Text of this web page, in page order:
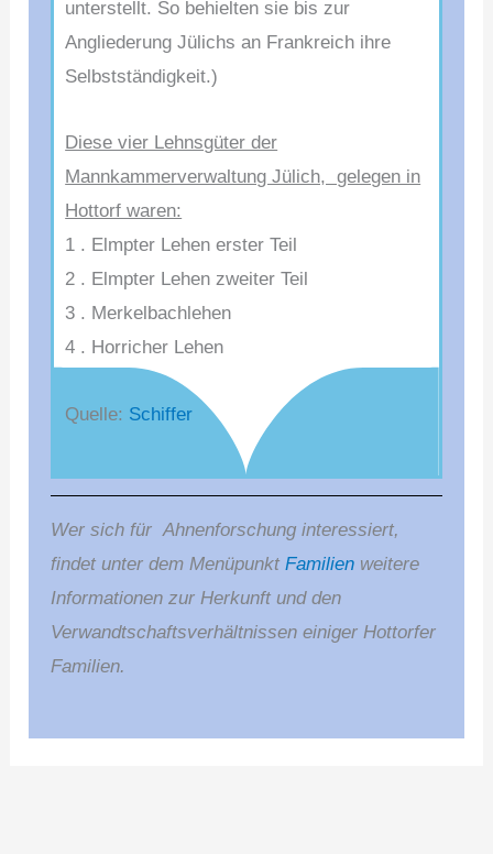
unterstellt. So behielten sie bis zur
Angliederung Jülichs an Frankreich ihre
Selbstständigkeit.)
Diese vier Lehnsgüter der
Mannkammerverwaltung Jülich, gelegen in
Hottorf waren:
1 . Elmpter Lehen erster Teil
2 . Elmpter Lehen zweiter Teil
3 . Merkelbachlehen
4 . Horricher Lehen
Quelle: Schiffer
Wer sich für Ahnenforschung interessiert,
findet unter dem MenüpunktFamilien weitere
Informationen zur Herkunft und den
Verwandtschaftsverhältnissen einiger Hottorfer
Familien.